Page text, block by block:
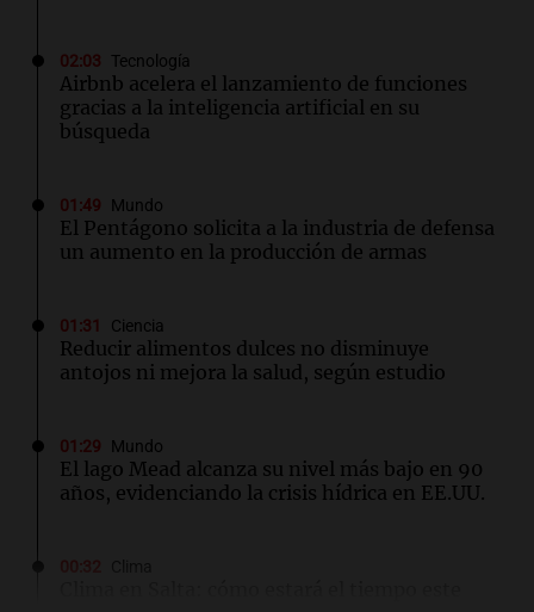
02:03 Tecnología
Airbnb acelera el lanzamiento de funciones
gracias a la inteligencia artificial en su
búsqueda
01:49 Mundo
El Pentágono solicita a la industria de defensa
un aumento en la producción de armas
01:31 Ciencia
Reducir alimentos dulces no disminuye
antojos ni mejora la salud, según estudio
01:29 Mundo
El lago Mead alcanza su nivel más bajo en 90
años, evidenciando la crisis hídrica en EE.UU.